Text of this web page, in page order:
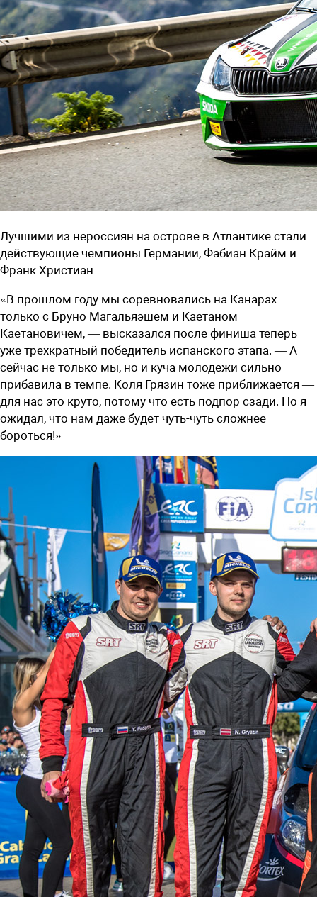
Лучшими из нероссиян на острове в Атлантике стали
действующие чемпионы Германии, Фабиан Крайм и
Франк Христиан
«В прошлом году мы соревновались на Канарах
только с Бруно Магальяэшем и Каетаном
Каетановичем, — высказался после финиша теперь
уже трехкратный победитель испанского этапа. — А
сейчас не только мы, но и куча молодежи сильно
прибавила в темпе. Коля Грязин тоже приближается —
для нас это круто, потому что есть подпор сзади. Но я
ожидал, что нам даже будет чуть-чуть сложнее
бороться!»